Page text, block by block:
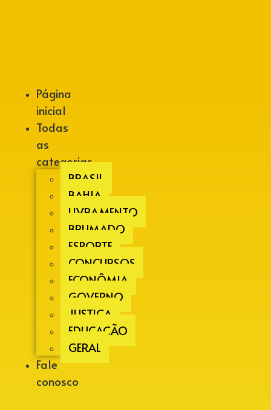
Página
inicial
Todas
as
categorias
BRASIL
BAHIA
LIVRAMENTO
BRUMADO
ESPORTE
CONCURSOS
ECONÔMIA
GOVERNO
JUSTIÇA
EDUCAÇÃO
GERAL
Fale
conosco